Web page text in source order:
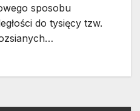
sposobu
do tysięcy tzw.